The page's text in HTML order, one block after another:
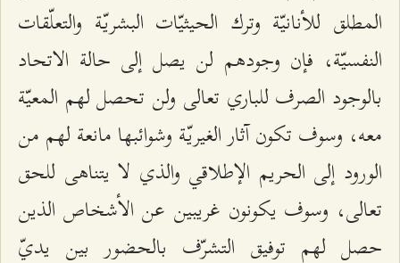
المطلق للأنانيّة وترك الحيثيّات البشريّة والتعلّقات
النفسيّة، فإن وجودهم لن يصل إلى حالة الاتحاد
بالوجود الصرف للباري تعالى ولن تحصل لهم المعيّة
معه، وسوف تكون آثار الغيريّة وشوائبها مانعة لهم من
الورود إلى الحريم الإطلاقي والذي لا يتناهى للحق
تعالى، وسوف يكونون غريبين عن الأشخاص الذين
حصل لهم توفيق التشرّف بالحضور بين يديّ